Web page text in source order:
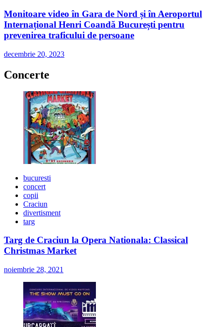
Monitoare video în Gara de Nord și în Aeroportul
Internațional Henri Coandă București pentru
prevenirea traficului de persoane
decembrie 20, 2023
Concerte
bucuresti
concert
copii
Craciun
divertisment
targ
Targ de Craciun la Opera Nationala: Classical
Christmas Market
noiembrie 28, 2021